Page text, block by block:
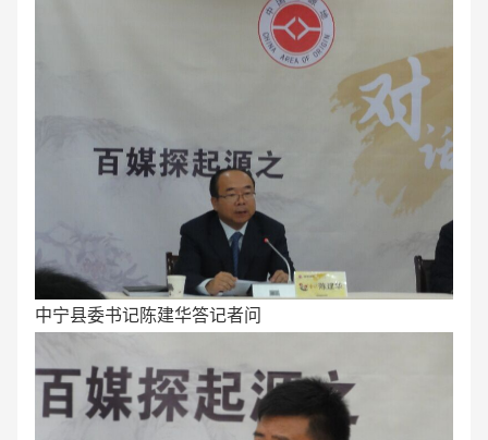
中宁县委书记陈建华答记者问